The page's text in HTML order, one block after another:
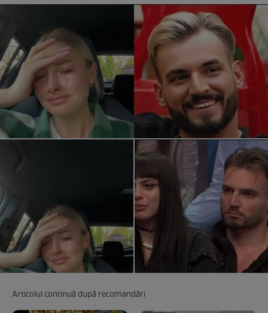
Articolul continuă după recomandări